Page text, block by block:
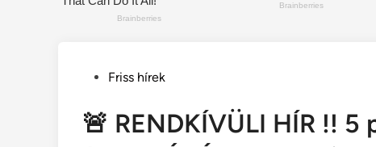
PostedFriss hírek
🚨 RENDKÍVÜLI HÍR !!